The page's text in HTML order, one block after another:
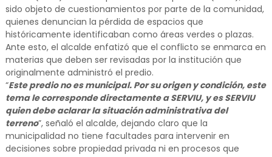
sido objeto de cuestionamientos por parte de la comunidad,
quienes denuncian la pérdida de espacios que
históricamente identificaban como áreas verdes o plazas.
Ante esto, el alcalde enfatizó que el conflicto se enmarca en
materias que deben ser revisadas por la institución que
originalmente administró el predio.
“Este predio no es municipal. Por su origen y condición, este
tema le corresponde directamente a SERVIU, y es SERVIU
quien debe aclarar la situación administrativa del
terreno”, señaló el alcalde, dejando claro que la
municipalidad no tiene facultades para intervenir en
decisiones sobre propiedad privada ni en procesos que